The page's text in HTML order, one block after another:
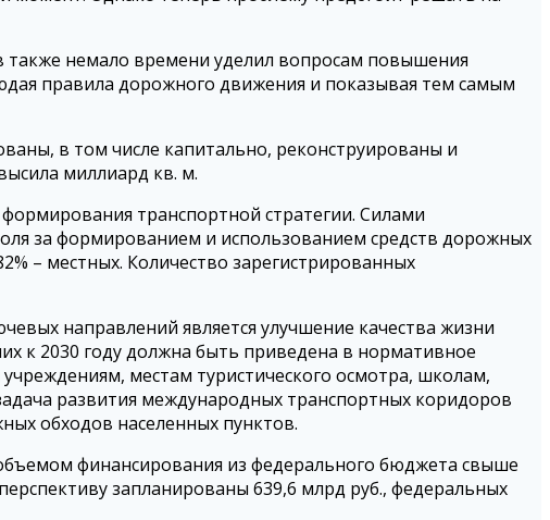
немало времени уделил вопросам повышения
правила дорожного движения и показывая тем самым
в том числе капитально, реконструированы и
миллиард кв. м.
транспортной стратегии. Силами
за формированием и использованием средств дорожных
– местных. Количество зарегистрированных
направлений является улучшение качества жизни
к 2030 году должна быть приведена в нормативное
местам туристического осмотра, школам,
развития международных транспортных коридоров
обходов населенных пунктов.
финансирования из федерального бюджета свыше
запланированы 639,6 млрд руб., федеральных